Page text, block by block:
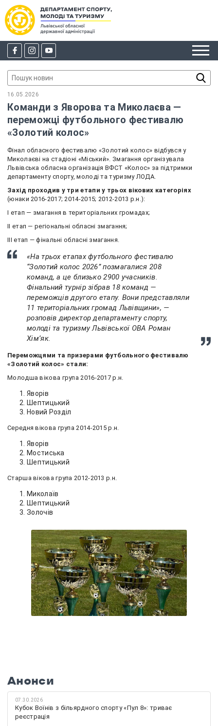
16.05.2026
Команди з Яворова та Миколаєва —
переможці футбольного фестивалю
«Золотий колос»
Фінал обласного фестивалю «Золотий колос» відбувся у
Миколаєві на стадіоні «Міський». Змагання організувала
Львівська обласна організація ВФСТ «Колос» за підтримки
департаменту спорту, молоді та туризму ЛОДА.
Захід проходив у три етапи у трьох вікових категоріях
(юнаки 2016-2017; 2014-2015; 2012-2013 р.н.):
І етап — змагання в територіальних громадах;
ІІ етап — регіональні обласні змагання;
ІІІ етап — фінальні обласні змагання.
«На трьох етапах футбольного фестивалю
“Золотий колос 2026” позмагалися 208
команд, а це близько 2900 учасників.
Фінальний турнір зібрав 18 команд —
переможців другого етапу. Вони представляли
11 територіальних громад Львівщини», —
розповів директор департаменту спорту,
молоді та туризму Львівської ОВА Роман
Хімʼяк.
Переможцями та призерами футбольного фестивалю
«Золотий колос» стали:
Молодша вікова група 2016-2017 р.н.
Яворів
Шептицький
Новий Розділ
Середня вікова група 2014-2015 р.н.
Яворів
Мостиська
Шептицький
Старша вікова група 2012-2013 р.н.
Миколаїв
Шептицький
Золочів
Анонси
07.30.2026
Кубок Воїнів з більярдного спорту «Пул 8»: триває
реєстрація